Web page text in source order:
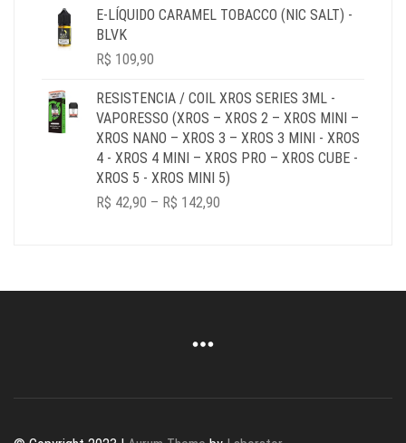
R$ 39,90
E-LÍQUIDO CARAMEL TOBACCO (NIC SALT) -
BLVK
R$ 109,90
RESISTENCIA / COIL XROS SERIES 3ML -
VAPORESSO (XROS – XROS 2 – XROS MINI –
XROS NANO – XROS 3 – XROS 3 MINI - XROS
4 - XROS 4 MINI – XROS PRO – XROS CUBE -
XROS 5 - XROS MINI 5)
R$ 42,90 – R$ 142,90